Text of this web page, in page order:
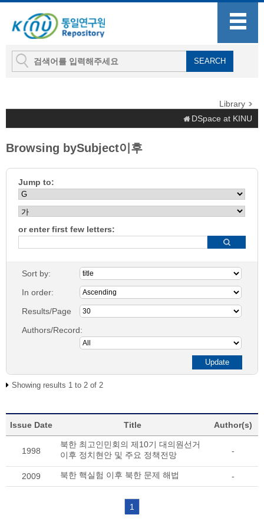
Library
DSpace at KINU
Browsing bySubject이후
Jump to:
or enter first few letters:
Sort by:
In order:
Results/Page
Authors/Record:
Showing results 1 to 2 of 2
Issue Date Title Author(s)
1998
북한 최고인민회의 제10기 대의원선거
이후 정치현안 및 주요 정책전망
-
2009 북한 핵실험 이후 북한 문제 해법 -
1